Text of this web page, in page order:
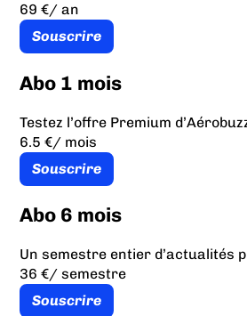
69 €/ an
Souscrire
Abo 1 mois
Testez l’offre Premium
6.5 €/ mois
Souscrire
Abo 6 mois
Un semestre entier d’actualités
36 €/ semestre
Souscrire